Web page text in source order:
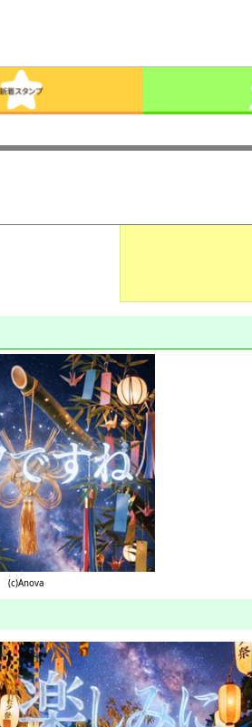
(c)Anova